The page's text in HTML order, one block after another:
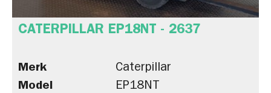
CATERPILLAR EP18NT - 2637
Merk
Caterpillar
Model
EP18NT